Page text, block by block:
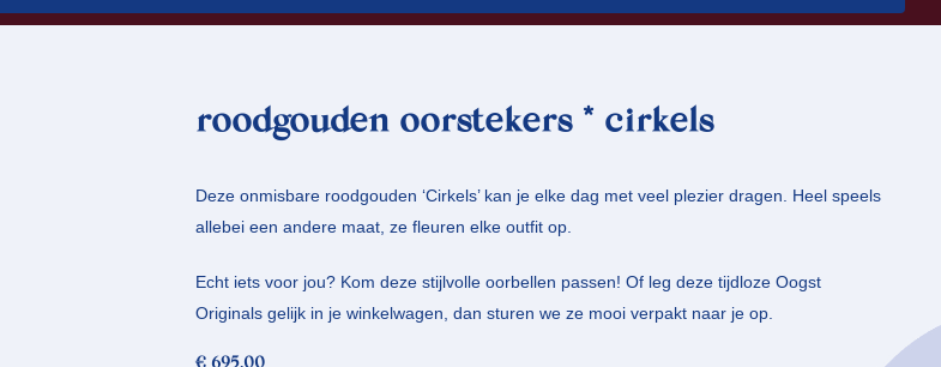
roodgouden oorstekers * cirkels
Deze onmisbare roodgouden ‘Cirkels’ kan je elke dag met veel plezier dragen. Heel speels
allebei een andere maat, ze fleuren elke outfit op.
Echt iets voor jou? Kom deze stijlvolle oorbellen passen! Of leg deze tijdloze Oogst
Originals gelijk in je winkelwagen, dan sturen we ze mooi verpakt naar je op.